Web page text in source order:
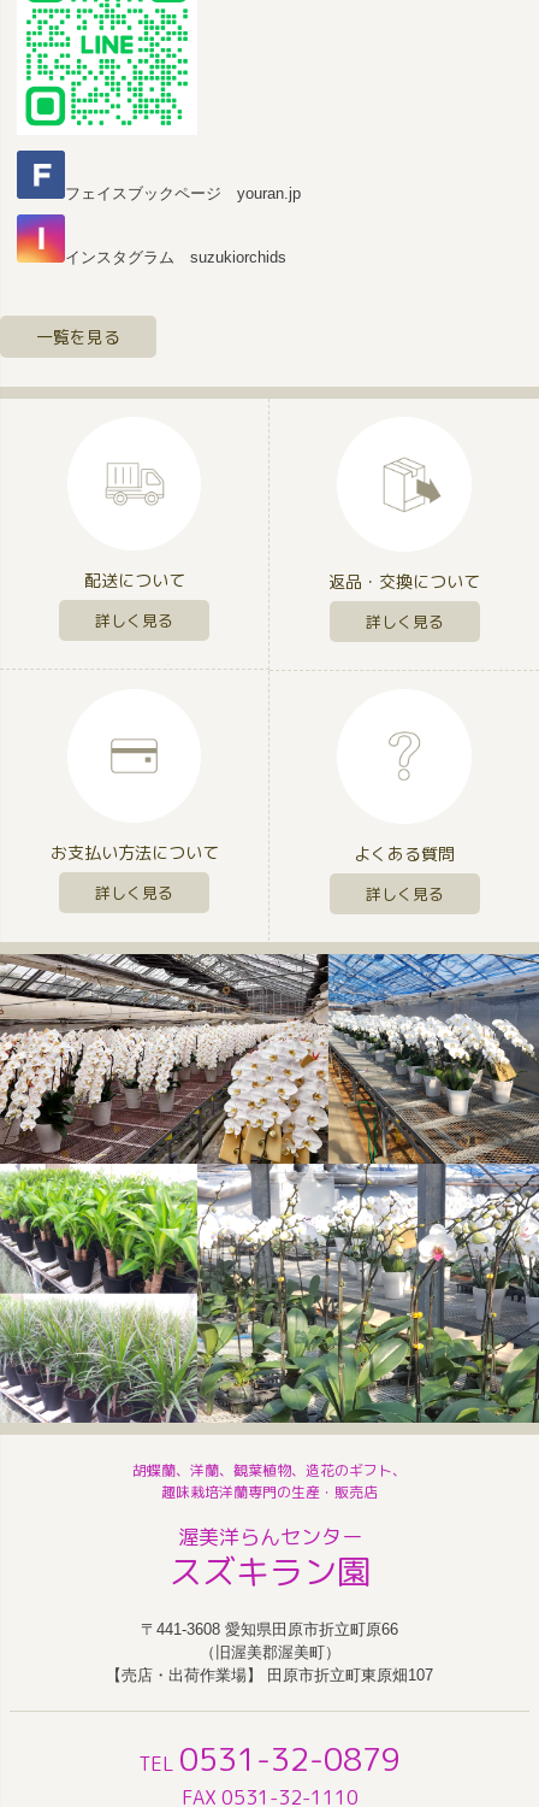
フェイスブックページ youran.jp
インスタグラム suzukiorchids
一覧を見る
配送について
詳しく見る
返品・交換について
詳しく見る
お支払い方法について
詳しく見る
よくある質問
詳しく見る
胡蝶蘭、洋蘭、観葉植物、造花のギフト、
趣味栽培洋蘭専門の生産・販売店
渥美洋らんセンター
スズキラン園
〒441-3608 愛知県田原市折立町原66
（旧渥美郡渥美町）
【売店・出荷作業場】 田原市折立町東原畑107
TEL 0531-32-0879
FAX 0531-32-1110